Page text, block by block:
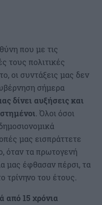
που με τις
τους πολιτικές
οι συντάξεις μας δεν
σήμερα
δίνει αυξήσεις και
. Όλοι όσοι
μας εισπράττετε
όταν τα πρωτογενή
μας έφθασαν πέρσι, τα
τρίνηνο του έτους.
από 15 χρόνια